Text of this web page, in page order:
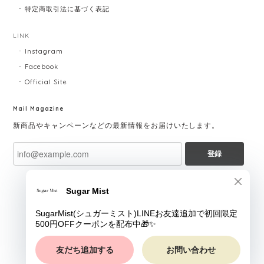
特定商取引法に基づく表記
LINK
Instagram
Facebook
Official Site
Mail Magazine
新商品やキャンペーンなどの最新情報をお届けいたします。
登録